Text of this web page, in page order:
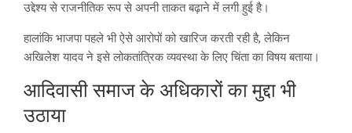
उद्देश्य से राजनीतिक रूप से अपनी ताकत बढ़ाने में लगी हुई है।
हालांकि भाजपा पहले भी ऐसे आरोपों को खारिज करती रही है, लेकिन
अखिलेश यादव ने इसे लोकतांत्रिक व्यवस्था के लिए चिंता का विषय बताया।
आदिवासी समाज के अधिकारों का मुद्दा भी
उठाया